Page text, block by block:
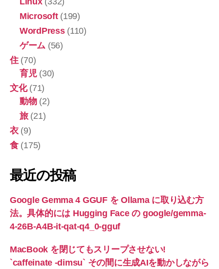
Microsoft(199)
WordPress(110)
ゲーム (56)
住(70)
育児(30)
文化(71)
動物(2)
旅(21)
衣(9)
食(175)
最近の投稿
Google Gemma 4 GGUF を Ollama に取り込む方
法。具体的には Hugging Face の google/gemma-
4-26B-A4B-it-qat-q4_0-gguf
MacBook を閉じてもスリープさせない!
`caffeinate -dimsu` その間に生成AIを動かしながら